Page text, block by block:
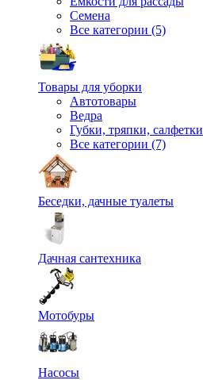
Семена
Все категории (5)
Товары для уборки
Автотовары
Ведра
Губки, тряпки, салфетки
Все категории (7)
Беседки, дачные туалеты
Дачная сантехника
Мотобуры
Насосы